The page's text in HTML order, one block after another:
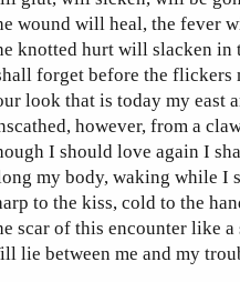
wound will heal, the fever
knotted hurt will slacken in
forget before the flickers
look that is today my east
however, from a
I should love again I
my body, waking while I
to the kiss, cold to the
scar of this encounter like a
lie between me and my